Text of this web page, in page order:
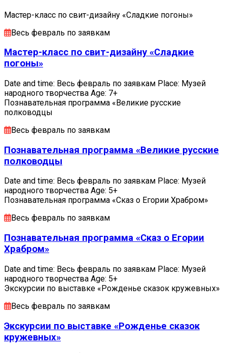
Мастер-класс по свит-дизайну «Сладкие погоны»
Весь февраль по заявкам
Мастер-класс по свит-дизайну «Сладкие
погоны»
Date and time: Весь февраль по заявкам Place: Музей
народного творчества Age: 7+
Познавательная программа «Великие русские
полководцы
Весь февраль по заявкам
Познавательная программа «Великие русские
полководцы
Date and time: Весь февраль по заявкам Place: Музей
народного творчества Age: 5+
Познавательная программа «Сказ о Егории Храбром»
Весь февраль по заявкам
Познавательная программа «Сказ о Егории
Храбром»
Date and time: Весь февраль по заявкам Place: Музей
народного творчества Age: 5+
Экскурсии по выставке «Рожденье сказок кружевных»
Весь февраль по заявкам
Экскурсии по выставке «Рожденье сказок
кружевных»